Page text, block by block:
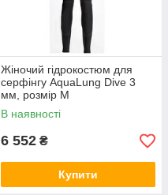
Жіночий гідрокостюм для
серфінгу AquaLung Dive 3
мм, розмір M
В наявності
6 552 ₴
Купити